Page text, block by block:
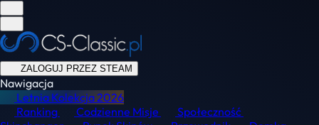
ZALOGUJ PRZEZ STEAM
Nawigacja
Letnia Kolekcja2026
Ranking
Codzienne Misje
Społeczność